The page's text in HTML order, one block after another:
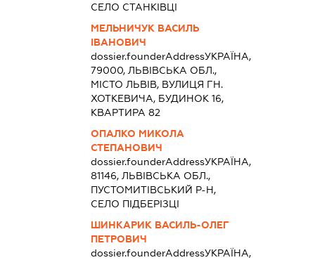
СЕЛО СТАНКІВЦІ
МЕЛЬНИЧУК ВАСИЛЬ
ІВАНОВИЧ
dossier.founderAddressУКРАЇНА,
79000, ЛЬВІВСЬКА ОБЛ.,
МІСТО ЛЬВІВ, ВУЛИЦЯ ГН.
ХОТКЕВИЧА, БУДИНОК 16,
КВАРТИРА 82
ОПАЛКО МИКОЛА
СТЕПАНОВИЧ
dossier.founderAddressУКРАЇНА,
81146, ЛЬВІВСЬКА ОБЛ.,
ПУСТОМИТІВСЬКИЙ Р-Н,
СЕЛО ПІДБЕРІЗЦІ
ШИНКАРИК ВАСИЛЬ-ОЛЕГ
ПЕТРОВИЧ
dossier.founderAddressУКРАЇНА,